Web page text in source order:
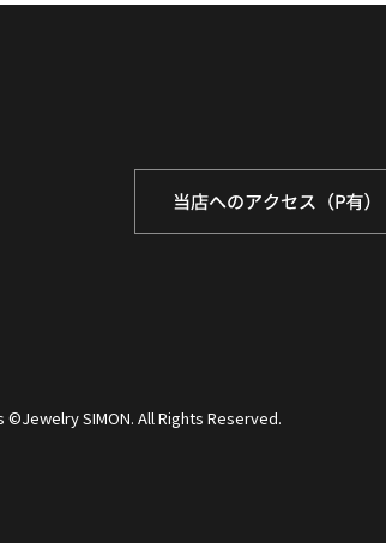
©Jewelry SIMON. All Rights Reserved.